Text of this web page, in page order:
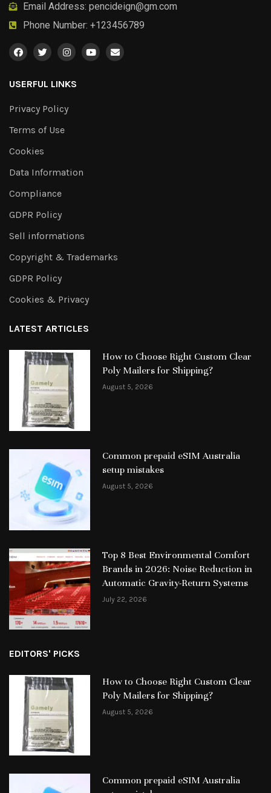
Email Address: pencideign@gm.com
Phone Number: +123456789
USERFUL LINKS
Privacy Policy
Terms of Use
Cookies
Data Information
Compliance
GDPR Policy
Sell informations
Copyright & Trademarks
GDPR Policy
Cookies & Privacy
LATEST ARTICLES
How to Choose Right Custom Clear
Poly Mailers for Shipping?
August 5, 2026
Common prepaid eSIM Australia
setup mistakes
August 5, 2026
Top 8 Best Environmental Comfort
Brands in 2026: Noise Reduction in
Automatic Gravity-Return Systems
July 22, 2026
EDITORS' PICKS
How to Choose Right Custom Clear
Poly Mailers for Shipping?
August 5, 2026
Common prepaid eSIM Australia